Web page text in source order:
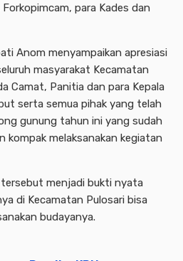
para Kades dan
Anom menyampaikan apresiasi
masyarakat Kecamatan
Camat, Panitia dan para Kepala
serta semua pihak yang telah
gunung tahun ini yang sudah
kompak melaksanakan kegiatan
menjadi bukti nyata
di Kecamatan Pulosari bisa
budayanya.